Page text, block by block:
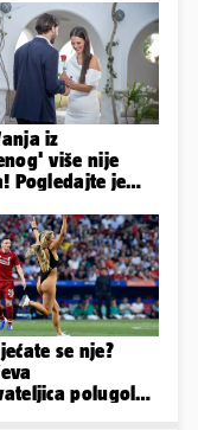
iz
više nije
Pogledajte je
se nje?
polugola